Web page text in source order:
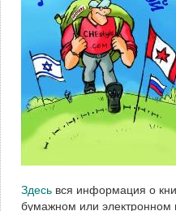
Здесь вся информация о
бумажном или электронном